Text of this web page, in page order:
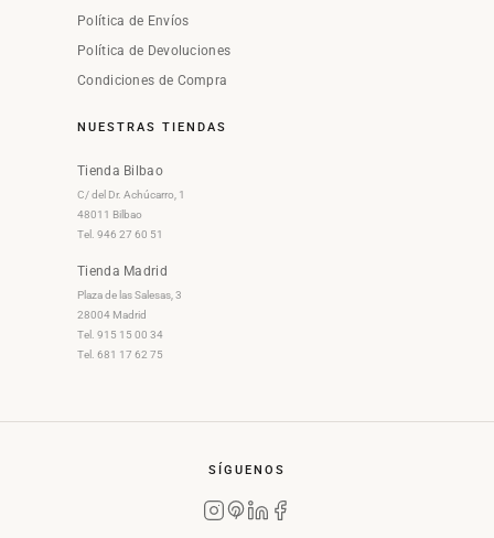
Política de Envíos
Política de Devoluciones
Condiciones de Compra
NUESTRAS TIENDAS
Tienda Bilbao
C/ del Dr. Achúcarro, 1
48011 Bilbao
Tel. 946 27 60 51
Tienda Madrid
Plaza de las Salesas, 3
28004 Madrid
Tel. 915 15 00 34
Tel. 681 17 62 75
SÍGUENOS